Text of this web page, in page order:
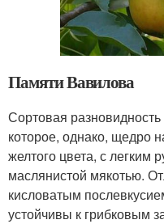
Памяти Вавилова
Сортовая
которое, однако, щедро
желтого цвета, с легким
маслянистой мякотью.
кисловатым
устойчивы к грибковым